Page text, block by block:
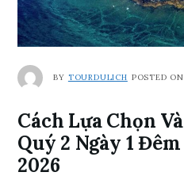
BY TOURDULICH POSTED ON
Cách Lựa Chọn
Quý 2 Ngày 1
2026